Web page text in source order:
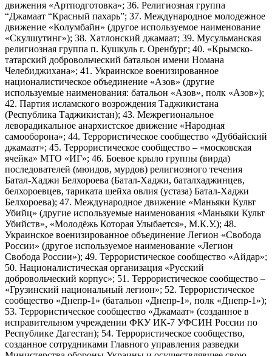
движения «Артподготовка»; 36. Религиозная группа
“Джамаат “Красный пахарь”; 37. Международное молодежное
движение «Колумбайн» (другое используемое наименование
«Скулшутинг»); 38. Хатлонский джамаат; 39. Мусульманская
религиозная группа п. Кушкуль г. Оренбург; 40. «Крымско-
татарский добровольческий батальон имени Номана
Челебиджихана»; 41. Украинское военизированное
националистическое объединение «Азов» (другие
используемые наименования: батальон «Азов», полк «Азов»);
42. Партия исламского возрождения Таджикистана
(Республика Таджикистан); 43. Межрегиональное
леворадикальное анархистское движение «Народная
самооборона»; 44. Террористическое сообщество «Дуббайский
джамаат»; 45. Террористическое сообщество – «московская
ячейка» МТО «ИГ»; 46. Боевое крыло группы (вирда)
последователей (мюидов, мурдов) религиозного течения
Батал-Хаджи Белхороева (Батал-Хаджи, баталхаджинцев,
белхороевцев, тариката шейха овлия (устаза) Батал-Хаджи
Белхороева); 47. Международное движение «Маньяки Культ
Убийц» (другие используемые наименования «Маньяки Культ
Убийств», «Молодёжь Которая Улыбается», М.К.У.); 48.
Украинское военизированное объединение Легион «Свобода
России» (другое используемое наименование «Легион
Свобода России»); 49. Террористическое сообщество «Айдар»;
50. Националистическая организация «Русский
добровольческий корпус»; 51. Террористическое сообщество –
«Грузинский национальный легион»; 52. Террористическое
сообщество «Днепр-1» (батальон «Днепр-1», полк «Днепр-1»);
53. Террористическое сообщество «Джамаат» (созданное в
исправительном учреждении ФКУ ИК-7 УФСИН России по
Республике Дагестан); 54. Террористическое сообщество,
созданное сотрудниками Главного управления разведки